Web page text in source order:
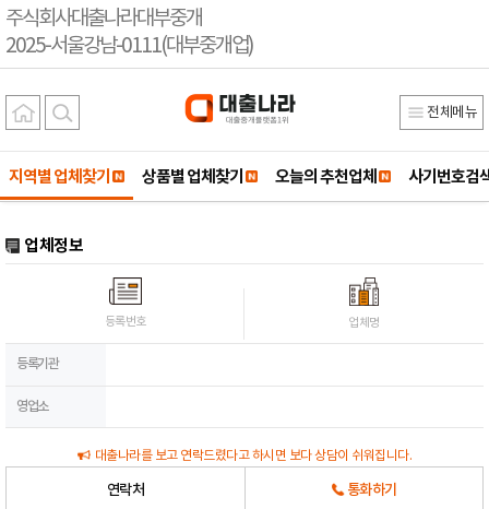
주식회사대출나라대부중개
2025-서울강남-0111(대부중개업)
전체메뉴
지역별 업체찾기 상품별 업체찾기 오늘의 추천업체 사기번호검
업체정보
등록번호 업체명
등록기관
영업소
대출나라를 보고 연락드렸다고 하시면 보다 상담이 쉬워집니다.
연락처 통화하기